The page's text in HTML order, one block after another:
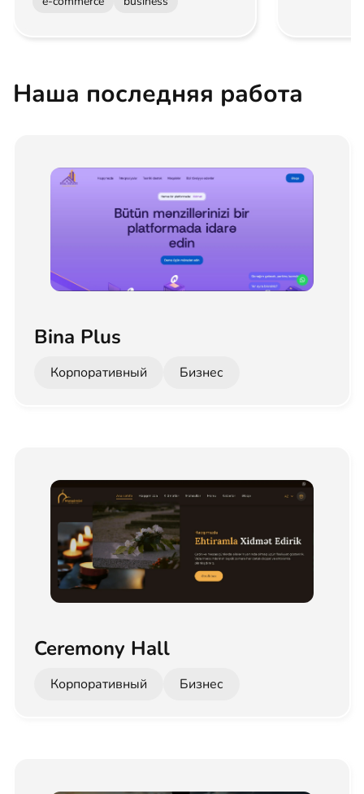
Наша последняя работа
Bina Plus
Корпоративный Бизнес
Ceremony Hall
Корпоративный Бизнес